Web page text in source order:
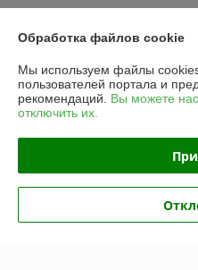
Доставка и оплата
График работы
Полная версия сайта
Политика обработки
Сайт создан на платформе
Обработка файлов cookie
Мы используем файлы
пользователей портала и
рекомендаций. Вы можете
отключить их.